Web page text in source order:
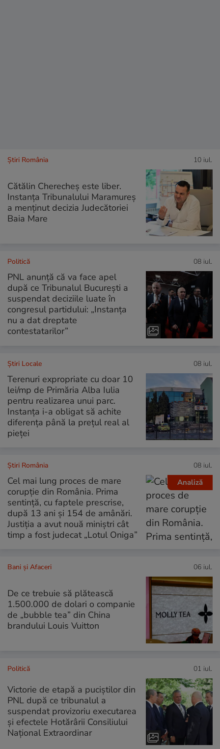
Știri România 10 iul.
Cătălin Cherecheș este liber.
Instanța Tribunalului Maramureș
a menținut decizia Judecătoriei
Baia Mare
Politică 08 iul.
PNL anunță că va face apel
după ce Tribunalul București a
suspendat deciziile luate în
congresul partidului: „Instanța
nu a dat dreptate
contestatarilor”
Știri Locale 08 iul.
Terenuri expropriate cu doar 10
lei/mp de Primăria Alba Iulia
pentru realizarea unui parc.
Instanța i-a obligat să achite
diferența până la prețul real al
pieței
Analiză
Știri România 08 iul.
Cel mai lung proces de mare
corupție din România. Prima
sentință, cu faptele prescrise,
după 13 ani și 154 de amânări.
Justiția a avut nouă miniștri cât
timp a fost judecat „Lotul Oniga”
Bani și Afaceri 06 iul.
De ce trebuie să plătească
1.500.000 de dolari o companie
de „bubble tea” din China
brandului Louis Vuitton
Politică 01 iul.
Victorie de etapă a puciștilor din
PNL după ce tribunalul a
suspendat provizoriu executarea
şi efectele Hotărârii Consiliului
Naţional Extraordinar